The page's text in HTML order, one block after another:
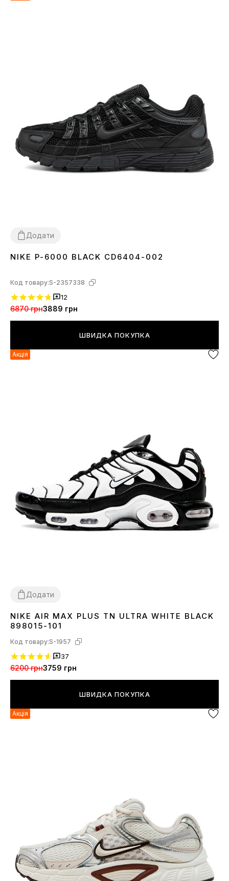
Додати
3637 38 3940 41 42 434445
NIKE P-6000 BLACK CD6404-002
Код товару:S-2357338
12
6870 грн3889 грн
ШВИДКА ПОКУПКА
Акція
Додати
3637 38 39 404142 434445 46
NIKE AIR MAX PLUS TN ULTRA WHITE BLACK
898015-101
Код товару:S-1957
37
6200 грн3759 грн
ШВИДКА ПОКУПКА
Акція